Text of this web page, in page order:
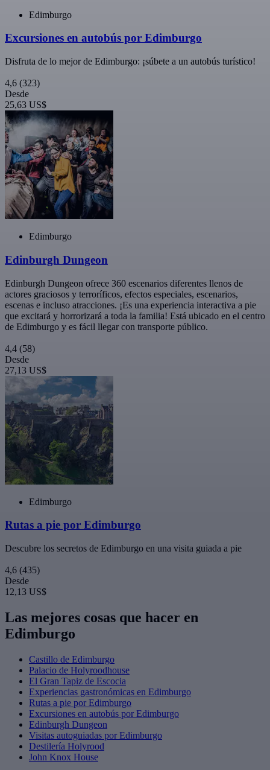
Edimburgo
Excursiones en autobús por Edimburgo
Disfruta de lo mejor de Edimburgo: ¡súbete a un autobús turístico!
4,6 (323)
Desde
25,63 US$
Edimburgo
Edinburgh Dungeon
Edinburgh Dungeon ofrece 360 escenarios diferentes llenos de
actores graciosos y terroríficos, efectos especiales, escenarios,
escenas e incluso atracciones. ¡Es una experiencia interactiva a pie
que excitará y horrorizará a toda la familia! Está ubicado en el centro
de Edimburgo y es fácil llegar con transporte público.
4,4 (58)
Desde
27,13 US$
Edimburgo
Rutas a pie por Edimburgo
Descubre los secretos de Edimburgo en una visita guiada a pie
4,6 (435)
Desde
12,13 US$
Las mejores cosas que hacer en
Edimburgo
Castillo de Edimburgo
Palacio de Holyroodhouse
El Gran Tapiz de Escocia
Experiencias gastronómicas en Edimburgo
Rutas a pie por Edimburgo
Excursiones en autobús por Edimburgo
Edinburgh Dungeon
Visitas autoguiadas por Edimburgo
Destilería Holyrood
John Knox House